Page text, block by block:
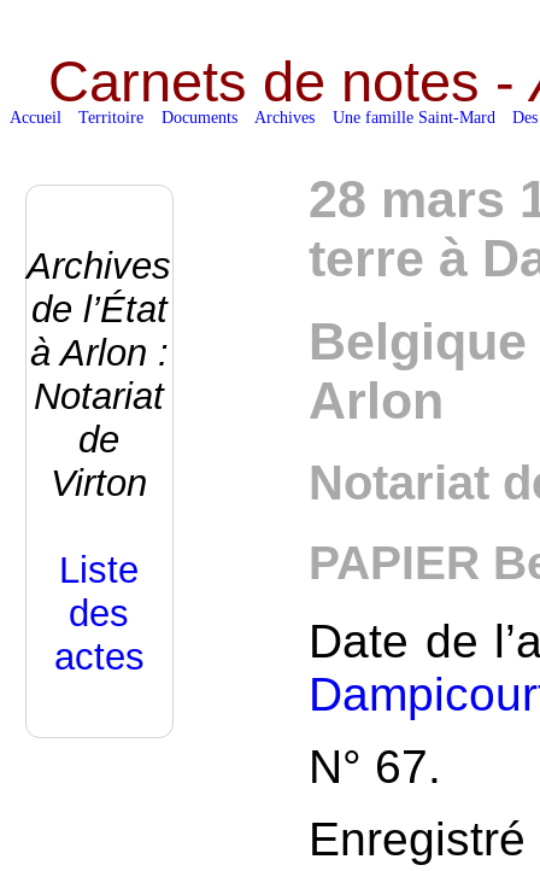
Carnets de notes -
Accueil Territoire Documents Archives Une famille Saint-Mard
28 mars
terre à
Belgique
Arlon
Notariat
PAPIER
Date de
N° 67.
Archives
de l’État
à Arlon :
Notariat
de
Virton
Liste
des
actes